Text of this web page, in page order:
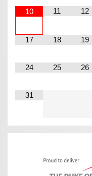
10 11 12
17 18 19
24 25 26
31